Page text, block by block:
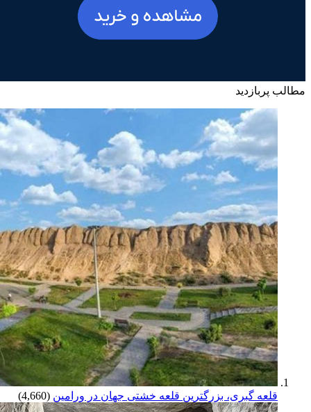
مطالب پربازدید
قلعه گبری، بزرگترین قلعه خشتی جهان در ورامین (4,660)